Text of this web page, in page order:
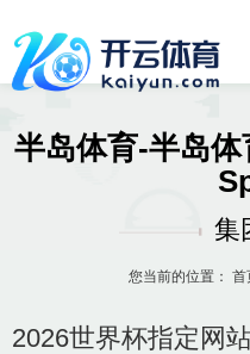
半岛体育-半岛
集
您当前的位置： 首
2026世界杯指定网